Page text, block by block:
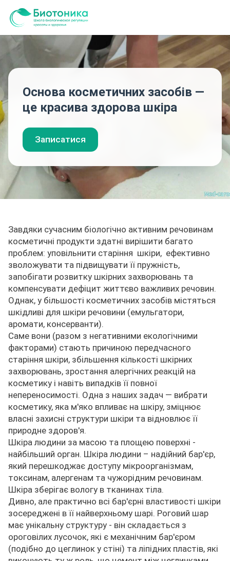
Основа косметичних засобів —
це красива здорова шкіра
Записатися
Завдяки сучасним біологічно активним речовинам
косметичні продукти здатні вирішити багато
проблем: уповільнити старіння шкіри, ефективно
зволожувати та підвищувати її пружність,
запобігати розвитку шкірних захворювань та
компенсувати дефіцит життєво важливих речовин.
Однак, у більшості косметичних засобів містяться
шкідливі для шкіри речовини (емульгатори,
аромати, консерванти).
Саме вони (разом з негативними екологічними
факторами) стають причиною передчасного
старіння шкіри, збільшення кількості шкірних
захворювань, зростання алергічних реакцій на
косметику і навіть випадків її повної
непереносимості. Одна з наших задач — вибрати
косметику, яка м'яко впливає на шкіру, зміцнює
власні захисні структури шкіри та відновлює її
природне здоров'я.
Шкіра людини за масою та площею поверхні -
найбільший орган. Шкіра людини – надійний бар'єр,
який перешкоджає доступу мікроорганізмам,
токсинам, алергенам та чужорідним речовинам.
Шкіра зберігає вологу в тканинах тіла.
Дивно, але практично всі бар'єрні властивості шкіри
зосереджені в її найверхньому шарі. Роговий шар
має унікальну структуру - він складається з
ороговілих лусочок, які є механічним бар'єром
(подібно до цеглинок у стіні) та ліпідних пластів, які